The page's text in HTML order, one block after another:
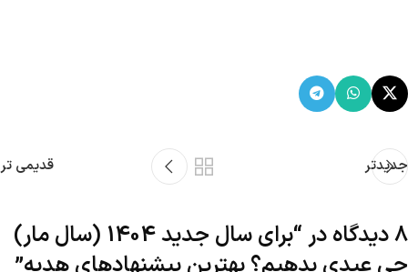
جدیدتر قدیمی تر
8 دیدگاه در “
برای سال جدید 1404 (سال مار)